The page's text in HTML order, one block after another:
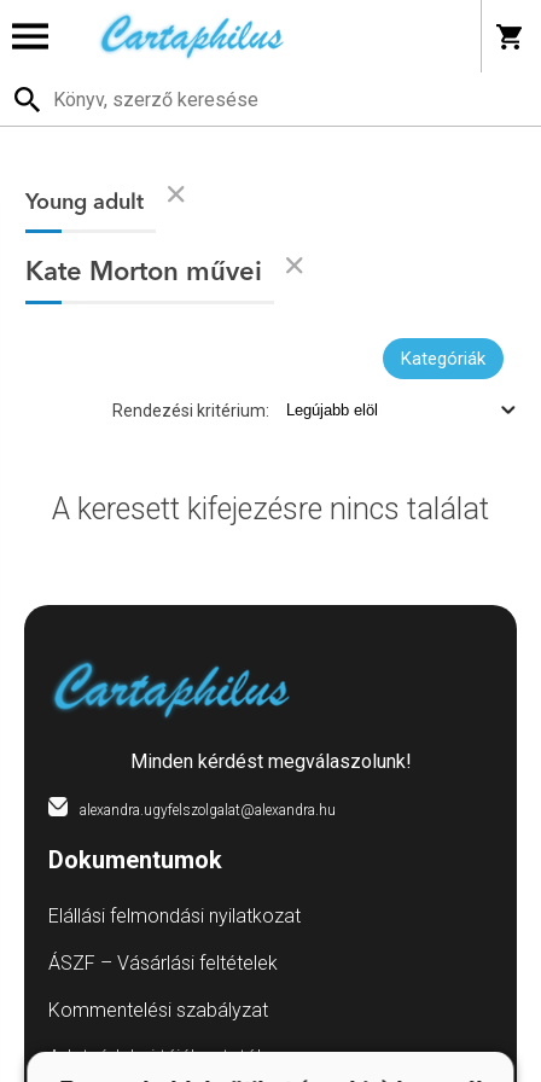
Young adult
Kate Morton művei
Kategóriák
Rendezési kritérium:
A keresett kifejezésre nincs találat
Minden kérdést megválaszolunk!
alexandra.ugyfelszolgalat@alexandra.hu
Dokumentumok
Elállási felmondási nyilatkozat
ÁSZF – Vásárlási feltételek
Kommentelési szabályzat
Adatvédelmi tájékoztatók